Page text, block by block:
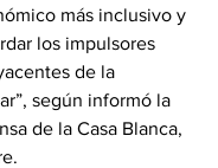
más inclusivo y
los impulsores
de la
según informó la
de la Casa Blanca,